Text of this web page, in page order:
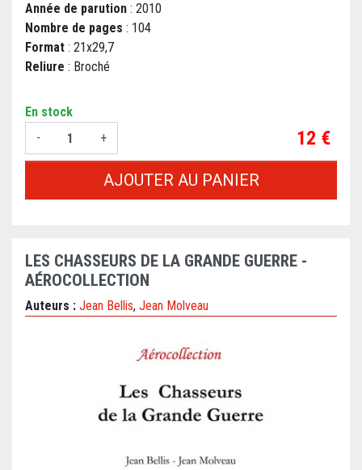
Année de parution : 2010
Nombre de pages : 104
Format : 21x29,7
Reliure : Broché
En stock
-
+ Prix
12 €
AJOUTER AU PANIER
LES CHASSEURS DE LA GRANDE GUERRE -
AÉROCOLLECTION
Auteurs : Jean Bellis, Jean Molveau